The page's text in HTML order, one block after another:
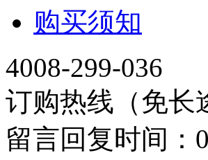
购买须知
4008-299-036
订购热线（免长
留言回复时间：